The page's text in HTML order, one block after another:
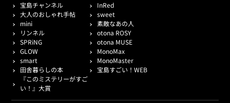
宝島チャンネル
InRed
大人のおしゃれ手帖
sweet
mini
素敵なあの人
リンネル
otona ROSY
SPRiNG
otona MUSE
GLOW
MonoMax
smart
MonoMaster
田舎暮らしの本
宝島すごい！WEB
『このミステリーがすご
い！』大賞